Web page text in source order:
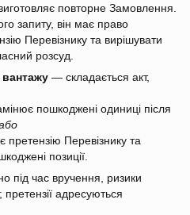
повторне Замовлення.
запиту, він має право
Перевізнику та вирішувати
розсуд.
— складається акт,
пошкоджені одиниці після
Перевізнику та
позиції.
під час вручення, ризики
адресуються